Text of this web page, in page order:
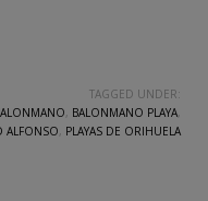
TAGGED UNDER:
, BALONMANO PLAYA,
ALFONSO, PLAYAS DE ORIHUELA